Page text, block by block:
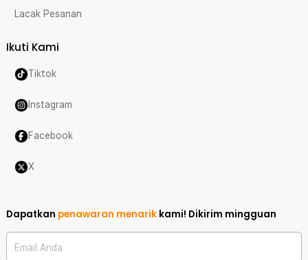
Lacak Pesanan
Ikuti Kami
Tiktok
Instagram
Facebook
X
Dapatkan penawaran menarik kami! Dikirim mingguan
Email Anda